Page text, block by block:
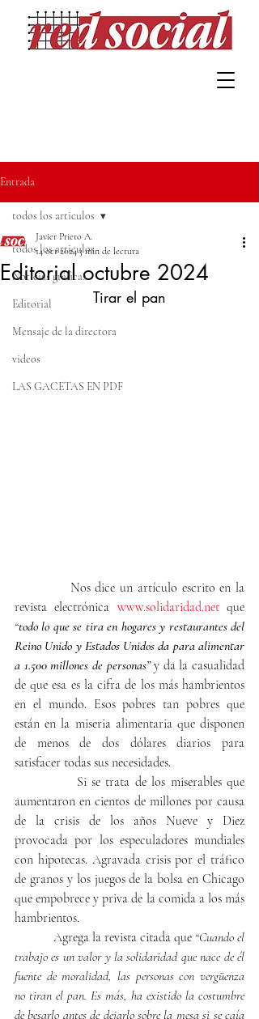
Entrada
todos los articulos
Noticias gráficas
Editorial
Mensaje de la directora
videos
LAS GACETAS EN PDF
todos los articulos
Editorial octubre 2024
Javier Prieto A.
14 oct 20243 min de lectura
Tirar el pan
Nos dice un artículo escrito en la
revista electrónica www.solidaridad.net
“todo lo que se tira en hogares y restaurantes del
Reino Unido y Estados Unidos da para alimentar
a 1.500 millones de personas” y da la casualidad
de que esa es la cifra de los más hambrientos
en el mundo. Esos pobres tan pobres que
están en la miseria alimentaria que disponen
de menos de dos dólares diarios para
satisfacer todas sus necesidades.
Si se trata de los miserables que
aumentaron en cientos de millones por causa
de la crisis de los años Nueve y Diez
provocada por los especuladores mundiales
con hipotecas. Agravada crisis por el tráfico
de granos y los juegos de la bolsa en Chicago
que empobrece y priva de la comida a los más
hambrientos.
Agrega la revista citada que “Cuando el
trabajo es un valor y la solidaridad que nace de él
fuente de moralidad, las personas con vergüenza
no tiran el pan. Es más, ha existido la costumbre
de besarlo antes de dejarlo sobre la mesa si se caía